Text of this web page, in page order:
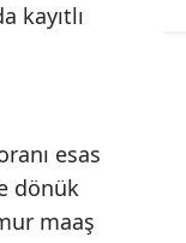
kayıtlı
esas
dönük
maaş